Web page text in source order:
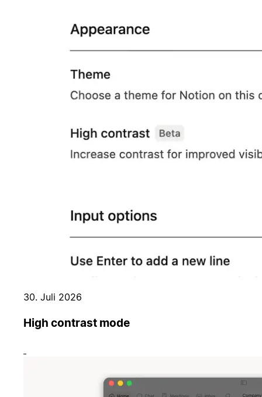
30. Juli 2026
High contrast mode